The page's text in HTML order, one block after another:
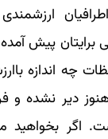
پیش آمده
چه اندازه
دیر نشده و
بخواهید